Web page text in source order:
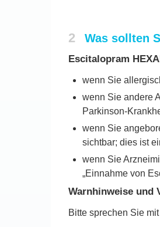
2 Was sollten
Escitalopram
wenn Sie
wenn Sie andere
Parkinson-
wenn Sie
sichtbar; dies ist
wenn Sie
„Einnahme von
Warnhinweise und
Bitte sprechen Sie